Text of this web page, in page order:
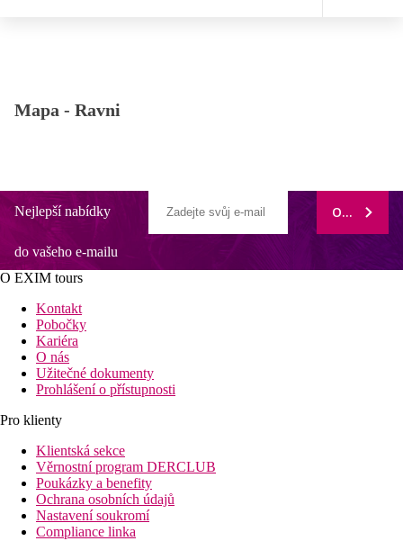
Mapa - Ravni
Nejlepší nabídky
do vašeho e-mailu
ODEBÍRAT
O EXIM tours
Kontakt
Pobočky
Kariéra
O nás
Užitečné dokumenty
Prohlášení o přístupnosti
Pro klienty
Klientská sekce
Věrnostní program DERCLUB
Poukázky a benefity
Ochrana osobních údajů
Nastavení soukromí
Compliance linka